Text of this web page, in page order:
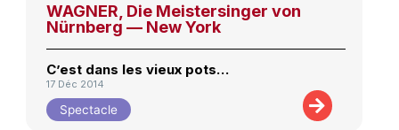
WAGNER, Die Meistersinger von
Nürnberg — New York
C’est dans les vieux pots…
17 Déc 2014
Spectacle